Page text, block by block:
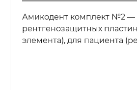
Амикодент комплект №2 —
рентгенозащитных
элемента), для пациента